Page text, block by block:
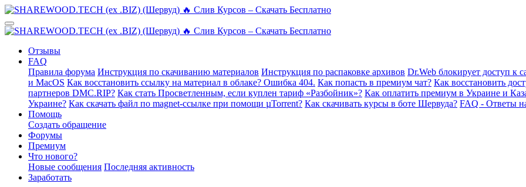
Отзывы
FAQ
Правила форума Инструкция по скачиванию материалов Инструкция по распаковке архивов Dr.Web блокирует доступ к
и MacOS Как восстановить ссылку на материал в облаке? Ошибка 404. Как попасть в премиум чат? Как восстановить
партнеров DMC.RIP? Как стать Просветленным, если куплен тариф «Разбойник»? Как оплатить премиум в Украине и
Украине? Как скачать файл по magnet-ссылке при помощи µTorrent? Как скачивать курсы в боте Шервуда? FAQ - Ответы
Помощь
Создать обращение
Форумы
Премиум
Что нового?
Новые сообщения Последняя активность
Заработать